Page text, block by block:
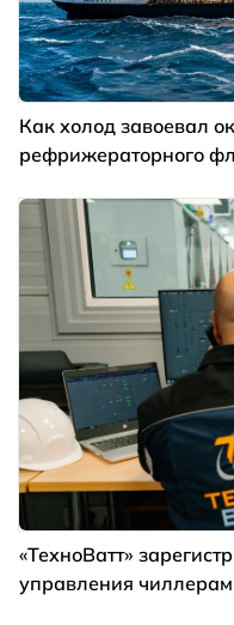
Как холод завоевал
рефрижераторного
«ТехноВатт»
управления